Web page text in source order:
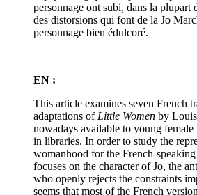
personnage ont subi, dans la plupart
des distorsions qui font de la Jo
personnage bien édulcoré.
EN :
This article examines seven French
adaptations of Little Women by
nowadays available to young female
in libraries. In order to study the
womanhood for the French-
focuses on the character of Jo, the
who openly rejects the constraints
seems that most of the French